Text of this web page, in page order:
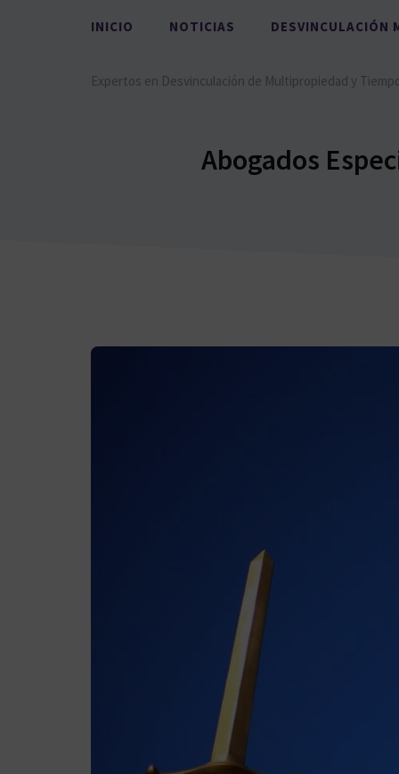
INICIO NOTICIAS DESVINCULACIÓN
Expertos en Desvinculación de Multipropiedad y
Abogados